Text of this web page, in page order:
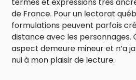
de France. Pour un lectorat
formulations peuvent parfois
distance avec les personnages.
aspect demeure mineur et n’a
nui à mon plaisir de lecture.